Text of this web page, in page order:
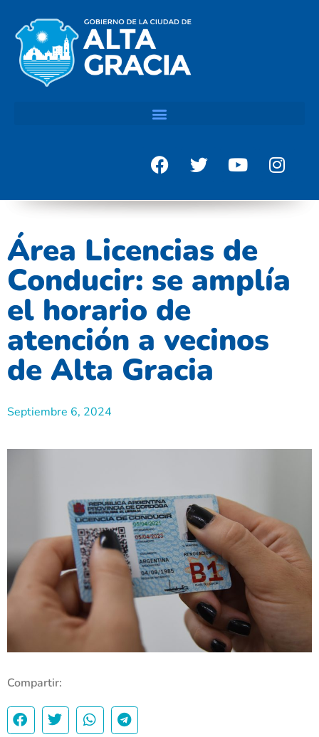
Área Licencias de
Conducir: se amplía
el horario de
atención a vecinos
de Alta Gracia
Septiembre 6, 2024
Compartir: